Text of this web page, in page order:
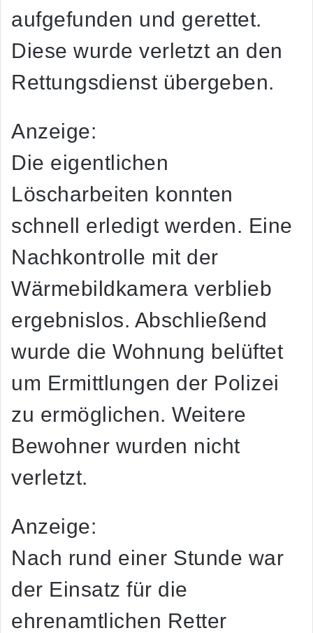
aufgefunden und gerettet.
Diese wurde verletzt an den
Rettungsdienst übergeben.
Anzeige:
Die eigentlichen
Löscharbeiten konnten
schnell erledigt werden. Eine
Nachkontrolle mit der
Wärmebildkamera verblieb
ergebnislos. Abschließend
wurde die Wohnung belüftet
um Ermittlungen der Polizei
zu ermöglichen. Weitere
Bewohner wurden nicht
verletzt.
Anzeige:
Nach rund einer Stunde war
der Einsatz für die
ehrenamtlichen Retter